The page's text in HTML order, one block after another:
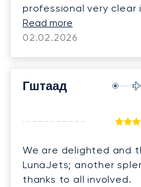
professional very clear
everything making it so
in forms we have
thank you again so
5 STARS. Philip,Linda
Read more
02.02.2026
Гштаад
We are delighted and
LunaJets; another
thanks to all involved.